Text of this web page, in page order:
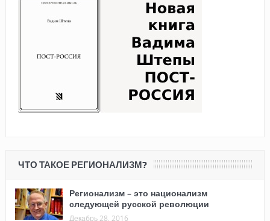
ЧТО ТАКОЕ РЕГИОНАЛИЗМ?
Регионализм – это национализм
следующей русской революции
Декабрь 28, 2016